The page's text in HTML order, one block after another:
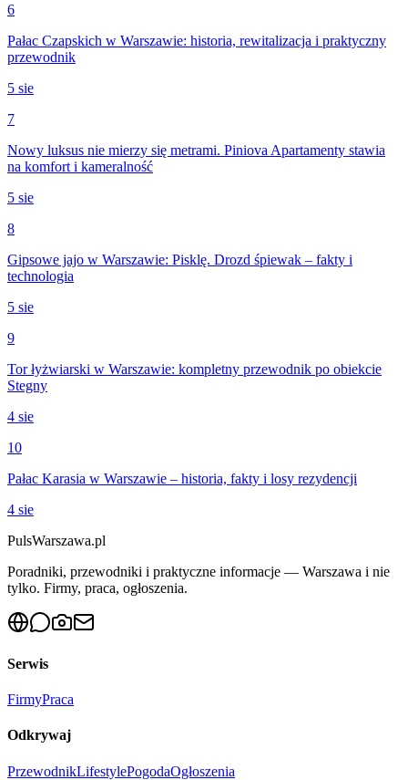
6
Pałac Czapskich w Warszawie: historia, rewitalizacja i praktyczny
przewodnik
5 sie
7
Nowy luksus nie mierzy się metrami. Piniova Apartamenty stawia
na komfort i kameralność
5 sie
8
Gipsowe jajo w Warszawie: Pisklę. Drozd śpiewak – fakty i
technologia
5 sie
9
Tor łyżwiarski w Warszawie: kompletny przewodnik po obiekcie
Stegny
4 sie
10
Pałac Karasia w Warszawie – historia, fakty i losy rezydencji
4 sie
PulsWarszawa.pl
Poradniki, przewodniki i praktyczne informacje — Warszawa i nie
tylko. Firmy, praca, ogłoszenia.
Serwis
FirmyPraca
Odkrywaj
PrzewodnikLifestylePogodaOgłoszenia